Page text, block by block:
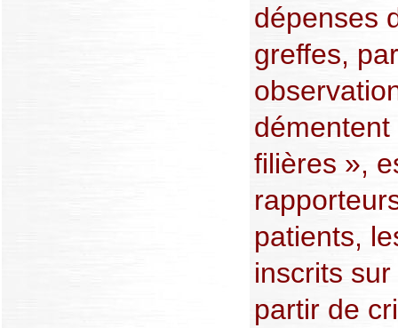
dépenses
greffes,
démentent
filières »,
patients,
inscrits sur
partir de